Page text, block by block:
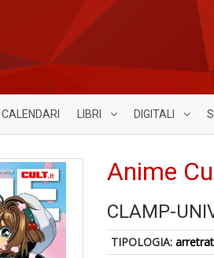
CALENDARI LIBRI DIGITALI
Anime
CLAMP-
TIPOLOGIA: